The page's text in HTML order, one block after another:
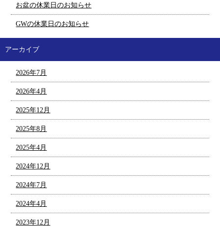
お盆の休業日のお知らせ
GWの休業日のお知らせ
アーカイブ
2026年7月
2026年4月
2025年12月
2025年8月
2025年4月
2024年12月
2024年7月
2024年4月
2023年12月